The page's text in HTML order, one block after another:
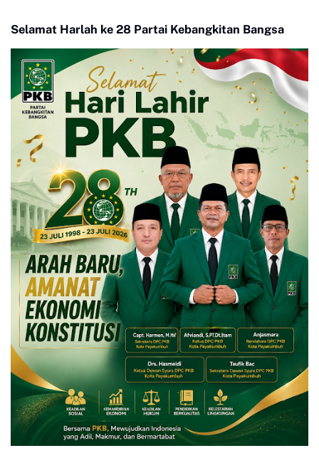
Selamat Harlah ke 28 Partai Kebangkitan Bangsa